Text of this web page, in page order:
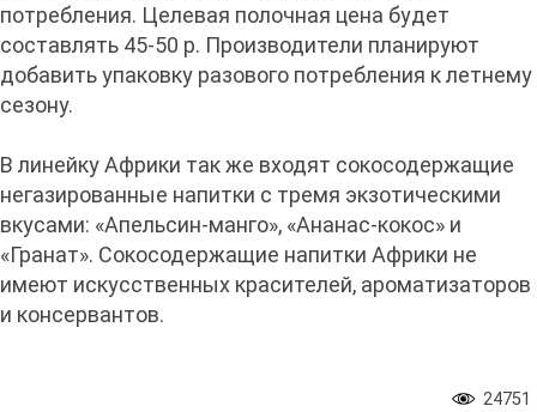
потребления. Целевая полочная цена будет
составлять 45-50 р. Производители планируют
добавить упаковку разового потребления к летнему
сезону.
В линейку Африки так же входят сокосодержащие
негазированные напитки с тремя экзотическими
вкусами: «Апельсин-манго», «Ананас-кокос» и
«Гранат». Сокосодержащие напитки Африки не
имеют искусственных красителей, ароматизаторов
и консервантов.
24751